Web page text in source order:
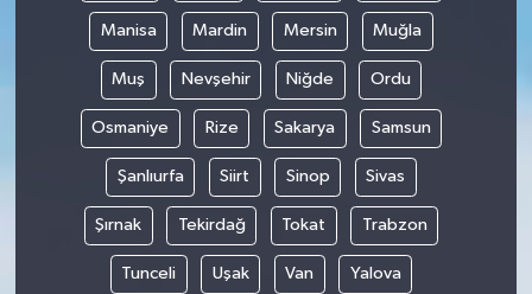
Manisa Mardin Mersin Muğla
Muş Nevşehir Niğde Ordu
Osmaniye Rize Sakarya Samsun
Şanlıurfa Siirt Sinop Sivas
Şırnak Tekirdağ Tokat Trabzon
Tunceli Uşak Van Yalova